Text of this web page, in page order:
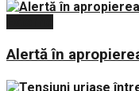
Alertă în